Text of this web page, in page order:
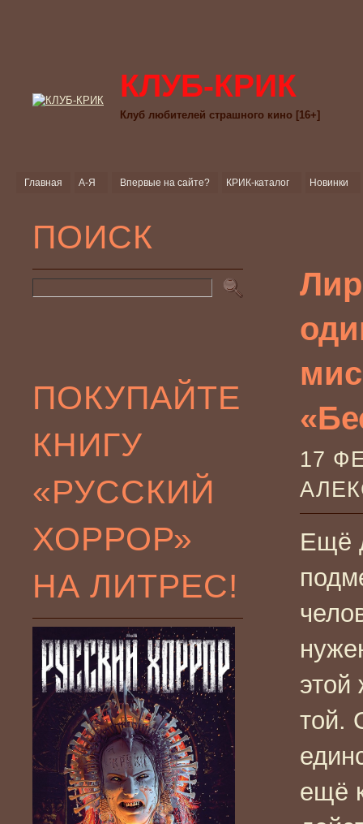
КЛУБ-КРИК
Клуб любителей страшного кино [16+]
Главная А-Я Впервые на сайте? КРИК-каталог Новинки
ПОИСК
ПОКУПАЙТЕ
КНИГУ
«РУССКИЙ
ХОРРОР»
НА ЛИТРЕС!
17
Ещё
этой
той.
ещё